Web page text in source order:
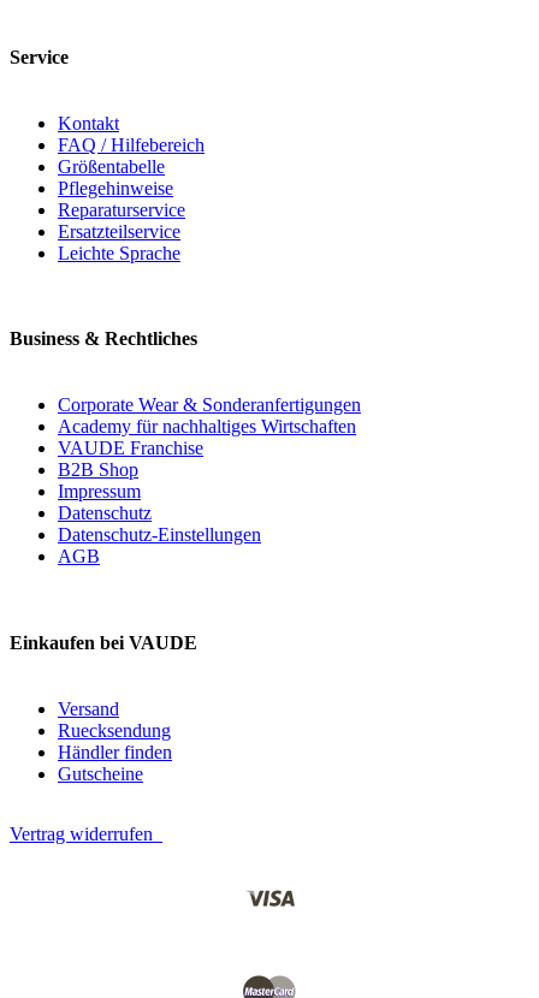
Service
Kontakt
FAQ / Hilfebereich
Größentabelle
Pflegehinweise
Reparaturservice
Ersatzteilservice
Leichte Sprache
Business & Rechtliches
Corporate Wear & Sonderanfertigungen
Academy für nachhaltiges Wirtschaften
VAUDE Franchise
B2B Shop
Impressum
Datenschutz
Datenschutz-Einstellungen
AGB
Einkaufen bei VAUDE
Versand
Ruecksendung
Händler finden
Gutscheine
Vertrag widerrufen